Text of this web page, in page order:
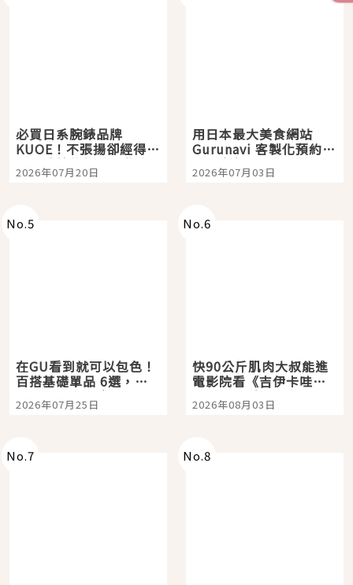
必買日系腕錶品牌
KUOE！不張揚卻經得起
時間洗鍊的經典之作五
選
2026年07月20日
用日本最大美食網站
Gurunavi 客製化預約九
大都市餐廳，打造專屬
美食體驗！
2026年07月03日
No.5
在GU看到就可以包色！
百搭基礎單品 6選，閉
眼全收也不心疼
2026年07月25日
No.6
快90公斤肌肉大叔能進
電影院看《吉伊卡哇》
嗎？日本重金屬樂團
「打首」會長與nagano
2026年08月03日
No.7 No.8